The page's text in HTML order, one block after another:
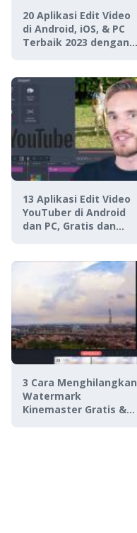
20 Aplikasi Edit Video
di Android, iOS, & PC
Terbaik 2023 dengan
13 Aplikasi Edit Video
YouTuber di Android
dan PC, Gratis dan
3 Cara Menghilangkan
Watermark
Kinemaster Gratis &